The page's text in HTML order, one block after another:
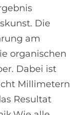
Die
am
organischen
Dabei ist
Millimetern
Resultat